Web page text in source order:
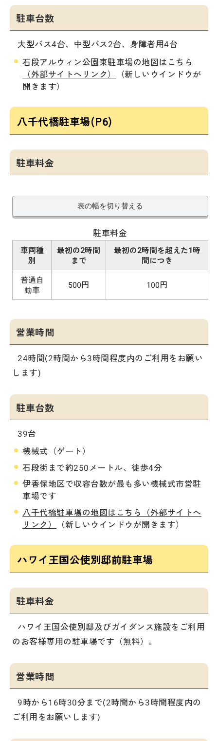
駐車台数
大型バス4台、中型バス2台、身障者用4台
石段アルウィン公園東駐車場の地図はこちら
（外部サイトへリンク）
（新しいウインドウが
開きます）
八千代橋駐車場(P6)
駐車料金
表の幅を切り替える
駐車料金
車両種
別
最初の2時間
まで
最初の2時間を超えた1時
間につき
普通自
動車
500円 100円
営業時間
24時間(2時間から3時間程度内のご利用をお願い
します)
駐車台数
39台
機械式（ゲート）
石段街まで約250メートル、徒歩4分
伊香保地区で収容台数が最も多い機械式市営駐
車場です
八千代橋駐車場の地図はこちら（外部サイトへ
リンク）
（新しいウインドウが開きます）
ハワイ王国公使別邸前駐車場
駐車料金
ハワイ王国公使別邸及びガイダンス施設をご利用
のお客様専用の駐車場です（無料）。
営業時間
9時から16時30分まで(2時間から3時間程度内の
ご利用をお願いします)